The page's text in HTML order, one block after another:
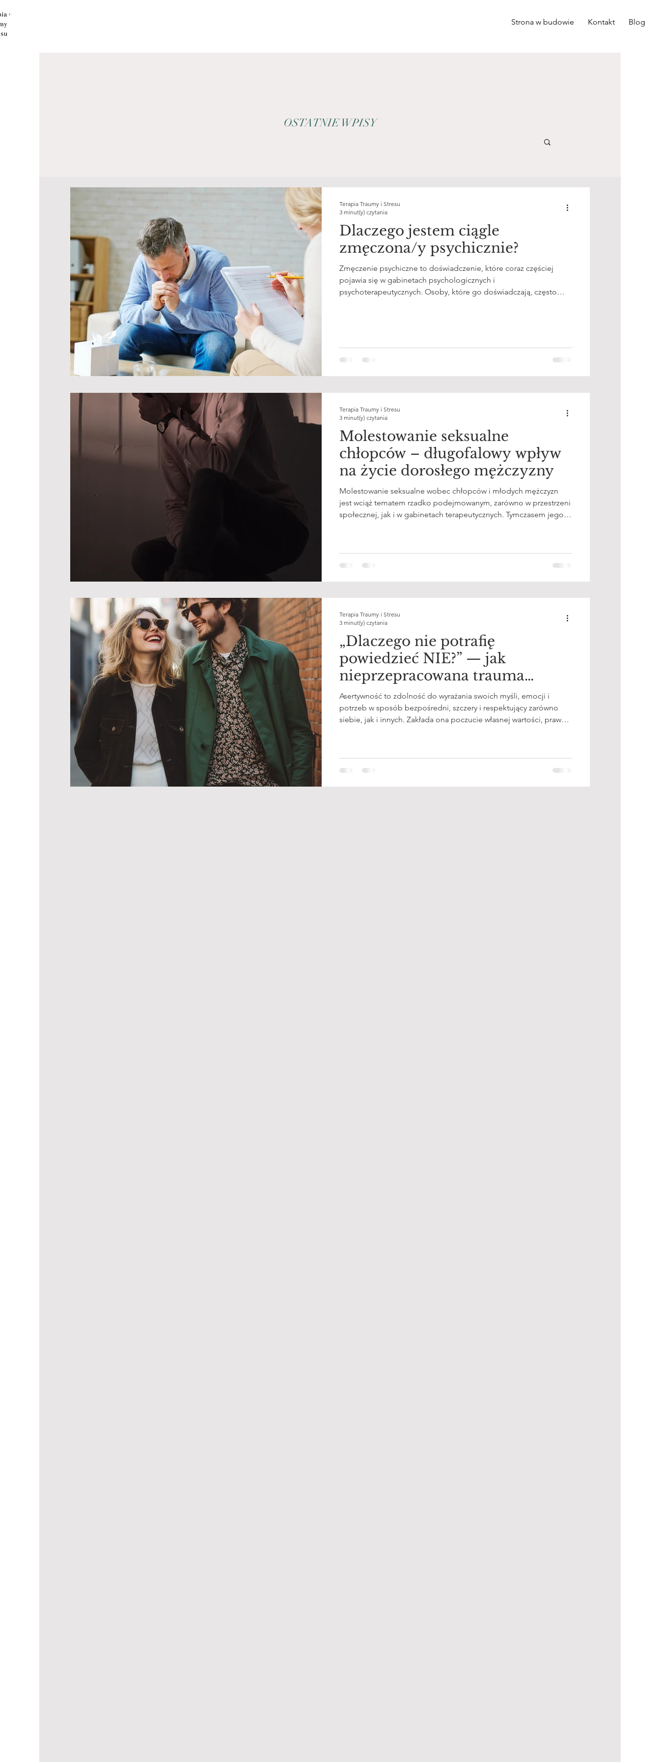
Strona w budowie Kontakt Blog
OSTATNIE WPISY
Dlaczego jestem ciągle
zmęczona/y psychicznie?
Zmęczenie psychiczne to doświadczenie, które coraz częściej
pojawia się w gabinetach psychologicznych i
psychoterapeutycznych. Osoby, które go doświadczają, często
często złożony — że organizm i psychika funkcjonują w stanie
przeciążenia.
Terapia Traumy i Stresu
3 minut(y) czytania
Molestowanie seksualne
chłopców – długofalowy wpływ
na życie dorosłego mężczyzny
Molestowanie seksualne wobec chłopców i młodych mężczyzn
jest wciąż tematem rzadko podejmowanym, zarówno w przestrzeni
społecznej, jak i w gabinetach terapeutycznych. Tymczasem jego
przedstawiam psychologiczne ujęcie tego zjawiska, ze
Terapia Traumy i Stresu
3 minut(y) czytania
„Dlaczego nie potrafię
powiedzieć NIE?” — jak
nieprzepracowana trauma
wpływa na asertywność
Asertywność to zdolność do wyrażania swoich myśli, emocji i
potrzeb w sposób bezpośredni, szczery i respektujący zarówno
siebie, jak i innych. Zakłada ona poczucie własnej wartości, prawo
Terapia Traumy i Stresu
3 minut(y) czytania